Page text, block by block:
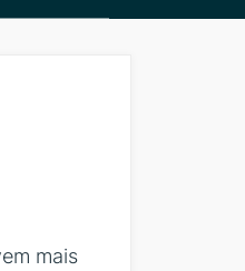
mais